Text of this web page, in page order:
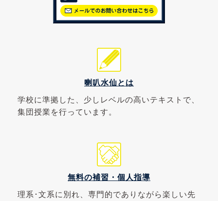
喇叭水仙とは
学校に準拠した、少しレベルの高いテキストで、
集団授業を行っています。
無料の補習・個人指導
理系･文系に別れ、専門的でありながら楽しい先